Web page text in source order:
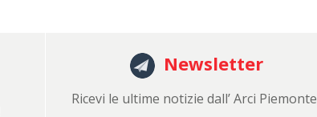
Newsletter
Ricevi le ultime notizie dall’ Arci Piemonte